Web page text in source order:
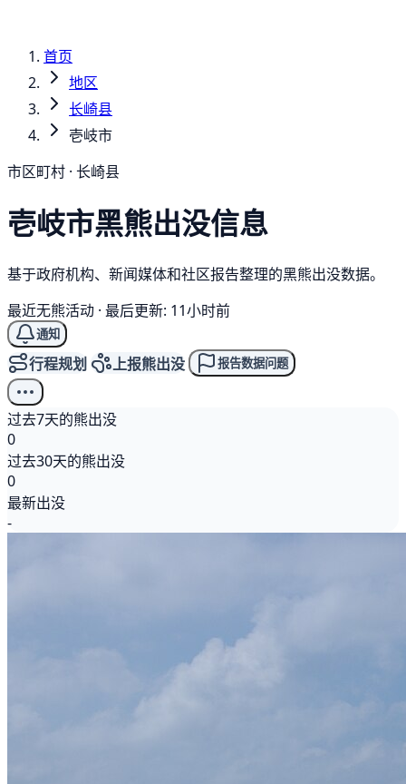
首页
地区
长崎县
壱岐市
市区町村 · 长崎县
壱岐市黑熊出没信息
基于政府机构、新闻媒体和社区报告整理的黑熊出没数据。
最近无熊活动 · 最后更新: 11小时前
通知
行程规划 上报熊出没 报告数据问题
过去7天的熊出没
0
过去30天的熊出没
0
最新出没
-